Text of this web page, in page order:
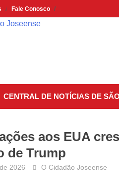
Fale Conosco
CENTRAL DE NOTÍCIAS DE
aos EUA
de Trump
2026 O Cidadão Joseense